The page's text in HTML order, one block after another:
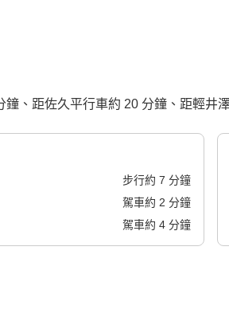
、距佐久平行車約 20 分鐘、距輕井
步行約 7 分鐘
駕車約 2 分鐘
駕車約 4分鐘